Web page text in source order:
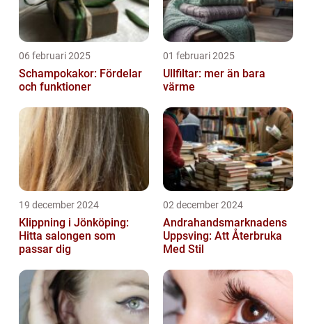
06 februari 2025
Schampokakor: Fördelar
och funktioner
01 februari 2025
Ullfiltar: mer än bara
värme
19 december 2024
Klippning i Jönköping:
Hitta salongen som
passar dig
02 december 2024
Andrahandsmarknadens
Uppsving: Att Återbruka
Med Stil